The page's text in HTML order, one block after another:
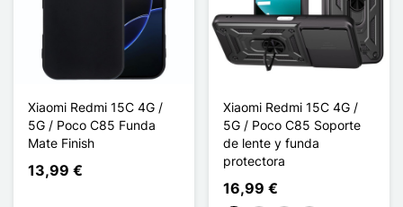
Xiaomi Redmi 15C 4G /
5G / Poco C85 Funda
Mate Finish
13,99 €
Xiaomi Redmi 15C 4G /
5G / Poco C85 Soporte
de lente y funda
protectora
16,99 €